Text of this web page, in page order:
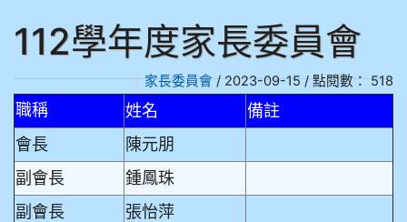
112學年度家長委員會
家長委員會/ 2023-09-15 / 點閱數： 518
職稱 姓名
備註
會長
陳元朋
副會長
鍾鳳珠
副會長
張怡萍